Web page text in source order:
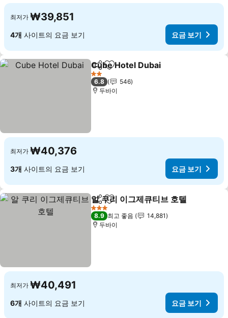
최저가 ₩39,851
4개 사이트의 요금 보기 요금 보기
공유 즐겨찾기에 추가
Cube Hotel Dubai
2 성급
6.8
546
두바이
최저가 ₩40,376
3개 사이트의 요금 보기 요금 보기
공유 즐겨찾기에 추가
알 쿠리 이그제큐티브 호텔
3 성급
8.9 최고 좋음
14,881
두바이
최저가 ₩40,491
6개 사이트의 요금 보기 요금 보기